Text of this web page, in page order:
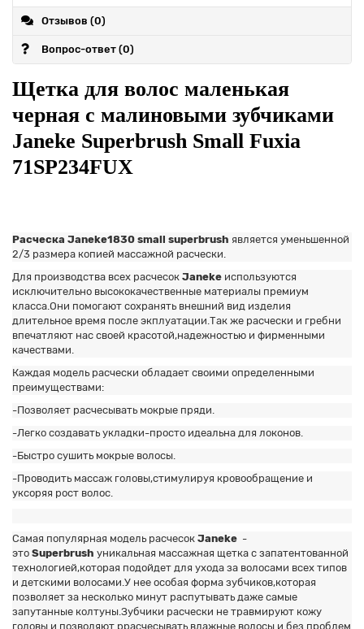
Отзывов (0)
Вопрос-ответ (0)
Щетка для волос маленькая
черная с малиновыми зубчиками
Janeke Superbrush Small Fuxia
71SP234FUX
Расческа Janeke1830 small superbrush является уменьшенной
2/3 размера копией массажной расчески.
Для производства всех расчесок Janeke используются
исключительно высококачественные материалы премиум
класса.Они помогают сохранять внешний вид изделия
длительное время после экплуатации.Так же расчески и гребни
впечатляют нас своей красотой,надежностью и фирменными
качествами.
Каждая модель расчески обладает своими определенными
преимуществами:
-Позволяет расчесывать мокрые пряди.
-Легко создавать укладки-просто идеальна для локонов.
-Быстро сушить мокрые волосы.
-Проводить массаж головы,стимулируя кровообращение и
уксоряя рост волос.
Самая популярная модель расчесок Janeke -
это Superbrush уникальная массажная щетка с запатентованной
технологией,которая подойдет для ухода за волосами всех типов
и детскими волосами.У нее особая форма зубчиков,которая
позволяет за несколько минут распутывать даже самые
запутанные колтуны.Зубчики расчески не травмируют кожу
головы и позволяют ррасчесывать влажные волосы и без проблем